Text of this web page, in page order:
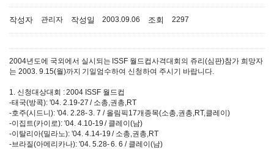
작성자 관리자 작성일 2003.09.06 조회 2297
2004년도에 국외에서 실시되는 ISSF 월드컵사격대회의 쥬리(심판)참가 희망자
는 2003. 9.15(월)까지 기일엄수하여 신청하여 주시기 바랍니다.
1. 신청대상대회 : 2004 ISSF 월드컵
-태국(방콕): '04. 2.19-27 / 소총,권총,RT
-호주(시드니): '04. 2.28- 3. 7 / 올림픽17개종목(소총,권총,RT,클레이)
-이집트(카이로): '04. 4.10-19 / 클레이(남)
-이탈리아(밀라노): '04. 4.14-19 / 소총,권총,RT
-브라질(아메리카나): '04. 5.28- 6. 6 / 클레이(남)